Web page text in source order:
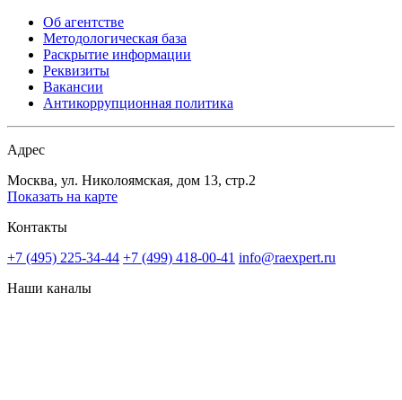
Об агентстве
Методологическая база
Раскрытие информации
Реквизиты
Вакансии
Антикоррупционная политика
Адрес
Москва, ул. Николоямская, дом 13, стр.2
Показать на карте
Контакты
+7 (495) 225-34-44 +7 (499) 418-00-41 info@raexpert.ru
Наши каналы